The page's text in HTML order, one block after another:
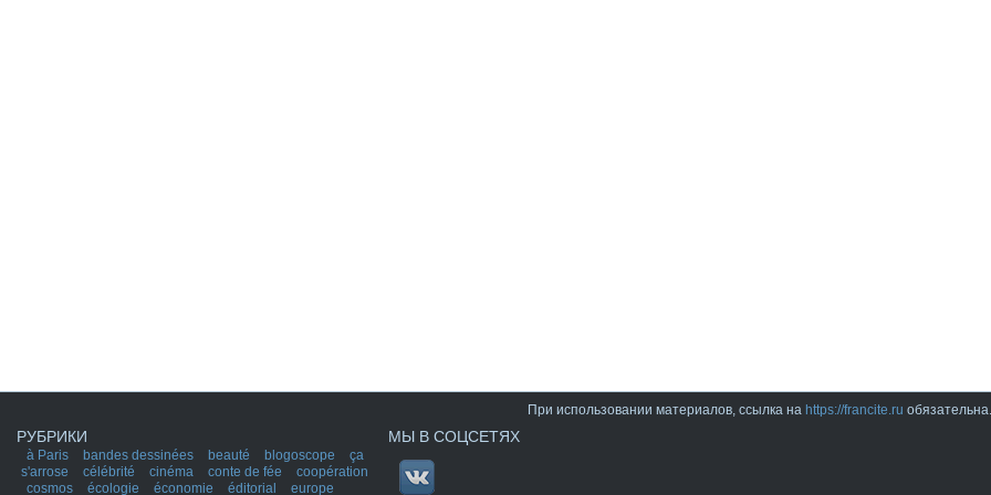
При использовании материалов, ссылка на https://francite.ru обязательна.
РУБРИКИ
à Paris bandes dessinées beauté blogoscope
ça
s'arrose
célébrité cinéma conte de fée
coopération
cosmos
écologie économie éditorial europe
МЫ В СОЦСЕТЯХ